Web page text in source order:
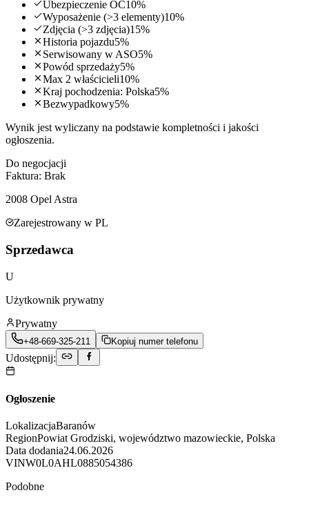
Ubezpieczenie OC10%
Wyposażenie (>3 elementy)10%
Zdjęcia (>3 zdjęcia)15%
Historia pojazdu5%
Serwisowany w ASO5%
Powód sprzedaży5%
Max 2 właścicieli10%
Kraj pochodzenia: Polska5%
Bezwypadkowy5%
Wynik jest wyliczany na podstawie kompletności i jakości
ogłoszenia.
Do negocjacji
Faktura: Brak
2008 Opel Astra
Zarejestrowany w PL
Sprzedawca
U
Użytkownik prywatny
Prywatny
+48-669-325-211 Kopiuj numer telefonu
Udostępnij:
Ogłoszenie
LokalizacjaBaranów
RegionPowiat Grodziski, województwo mazowieckie, Polska
Data dodania24.06.2026
VINW0L0AHL0885054386
Podobne